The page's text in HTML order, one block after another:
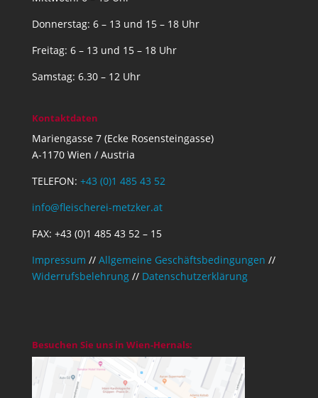
Donnerstag: 6 – 13 und 15 – 18 Uhr
Freitag: 6 – 13 und 15 – 18 Uhr
Samstag: 6.30 – 12 Uhr
Kontaktdaten
Mariengasse 7 (Ecke Rosensteingasse)
A-1170 Wien / Austria
TELEFON: +43 (0)1 485 43 52
info@fleischerei-metzker.at
FAX: +43 (0)1 485 43 52 – 15
Impressum // Allgemeine Geschäftsbedingungen //
Widerrufsbelehrung// Datenschutzerklärung
Besuchen Sie uns in Wien-Hernals: